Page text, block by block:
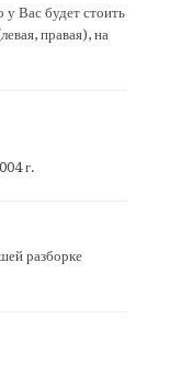
у Вас будет стоить
правая), на
г.
разборке